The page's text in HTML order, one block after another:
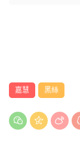
嘉慧 黑絲